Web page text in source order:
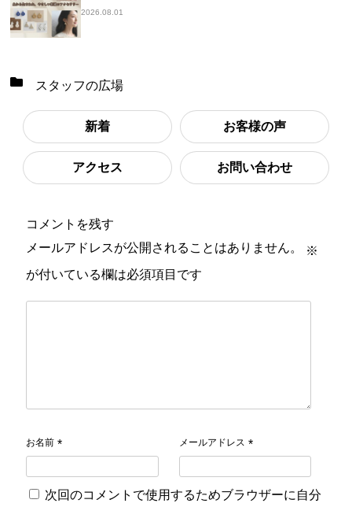
2026.08.01
スタッフの広場
新着 お客様の声
アクセス お問い合わせ
コメントを残す
メールアドレスが公開されることはありません。
※
が付いている欄は必須項目です
お名前 * メールアドレス *
次回のコメントで使用するためブラウザーに自分